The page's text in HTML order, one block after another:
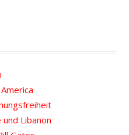
Libanon